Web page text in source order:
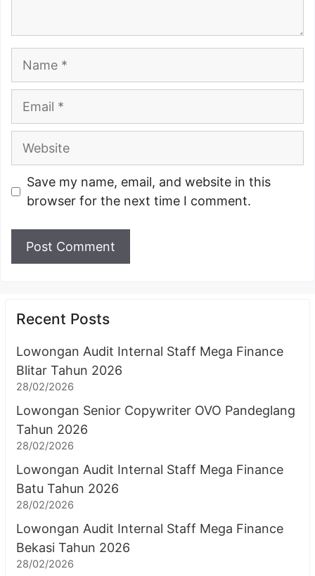
Website
Save my name, email, and website in this
browser for the next time I comment.
Recent Posts
Lowongan Audit Internal Staff Mega Finance
Blitar Tahun 2026
28/02/2026
Lowongan Senior Copywriter OVO Pandeglang
Tahun 2026
28/02/2026
Lowongan Audit Internal Staff Mega Finance
Batu Tahun 2026
28/02/2026
Lowongan Audit Internal Staff Mega Finance
Bekasi Tahun 2026
28/02/2026